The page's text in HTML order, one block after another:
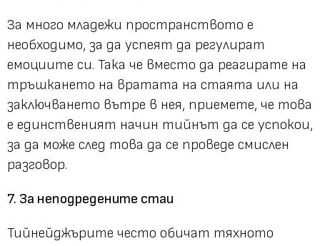
За много младежи пространството е
необходимо, за да успеят да регулират
емоциите си. Така че вместо да реагирате на
тръшкането на вратата на стаята или на
заключването вътре в нея, приемете, че това
е единственият начин тийнът да се успокои,
за да може след това да се проведе смислен
разговор.
7. За неподредените стаи
Тийнейджърите често обичат тяхното